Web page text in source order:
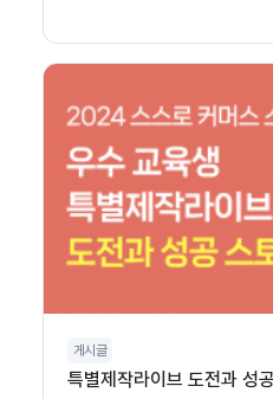
게시글
특별제작라이브 도전과 성